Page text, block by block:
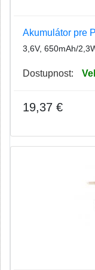
Akumulátor pre
3,6V, 650mAh/
Dostupnost:
19,37 €